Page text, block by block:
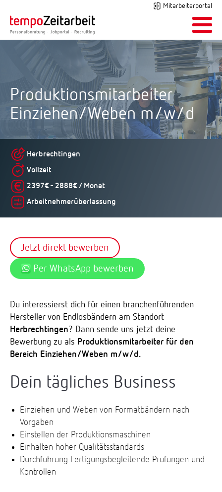
Mitarbeiterportal
Produktionsmitarbeiter
Einziehen/Weben m/w/d
Herbrechtingen
Vollzeit
2397€ - 2888€ / Monat
Arbeitnehmerüberlassung
Jetzt direkt bewerben
Per WhatsApp bewerben
Du interessierst dich für einen branchenführenden
Hersteller von Endlosbändern am Standort
Herbrechtingen? Dann sende uns jetzt deine
Bewerbung zu als Produktionsmitarbeiter für den
Bereich Einziehen/Weben m/w/d.
Dein tägliches Business
Einziehen und Weben von Formatbändern nach
Vorgaben
Einstellen der Produktionsmaschinen
Einhalten hoher Qualitätsstandards
Durchführung Fertigungsbegleitende Prüfungen und
Kontrollen